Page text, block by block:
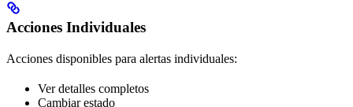
Acciones Individuales
Acciones disponibles para alertas individuales:
Ver detalles completos
Cambiar estado